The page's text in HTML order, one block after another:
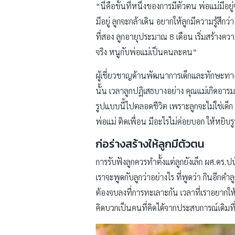
“นี่คือขั้นที่หนึ่งของการมีตัวตน พ่อแม่มีอยู่
มีอยู่ ลูกจะกล้าเดิน อยากให้ลูกมีความรู้สึกว่
ที่สอง ลูกอายุประมาณ 8 เดือน เริ่มสร้าง
จริง หนูกับพ่อแม่เป็นคนละคน”
ผู้เชี่ยวชาญด้านพัฒนาการเด็กและทักษะท
นั้น เวลาลูกปฏิเสธบางอย่าง คุณแม่เกิดอ
รูปแบบนี้ไปตลอดชีวิต เพราะลูกจะไม่ใช่เด็
พ่อแม่ ติดเพื่อน มีอะไรไม่ค่อยบอก ให้หยิบรู
ก่อร่างสร้างให้ลูกมีตัวตน
การรับฟังลูกควรทำตั้งแต่ลูกยังเล็ก ผศ.ดร
เราจะพูดกับลูกว่าอย่างไร ที่พูดว่า กินอีกค
ต้องจบลงที่การทะเลาะกัน เวลาที่เราอยาก
คิดบวกเป็นคนที่คิดได้จากประสบการณ์เดิ